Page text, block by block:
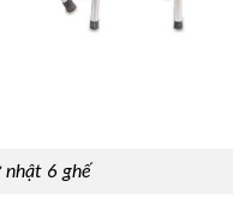
nhật 6 ghế